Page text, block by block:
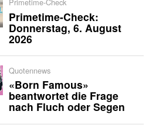
Primetime-Check
Primetime-Check:
Donnerstag, 6. August
2026
Quotennews
«Born Famous»
beantwortet die Frage
nach Fluch oder Segen